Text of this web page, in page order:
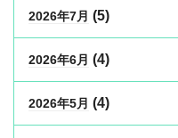
2026年7月 (5)
2026年6月 (4)
2026年5月 (4)